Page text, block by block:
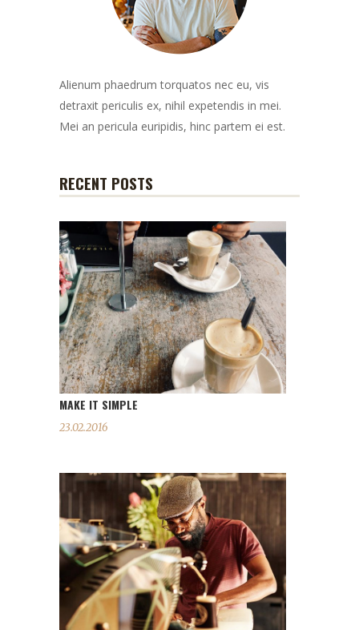
Alienum phaedrum torquatos nec eu, vis
detraxit periculis ex, nihil expetendis in mei.
Mei an pericula euripidis, hinc partem ei est.
RECENT POSTS
MAKE IT SIMPLE
23.02.2016